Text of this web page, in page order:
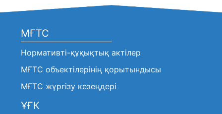
МҒТС
Нормативті-құқықтық актілер
МҒТС объектілерінің қорытындысы
МҒТС жүргізу кезеңдері
ҰҒК